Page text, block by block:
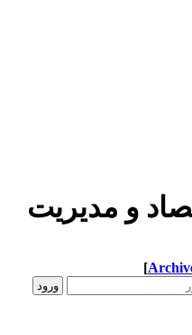
و مدیریت
[